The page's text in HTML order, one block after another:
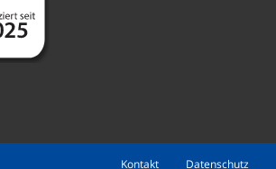
Kontakt Datenschutz